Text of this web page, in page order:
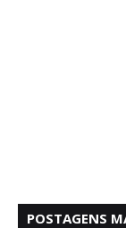
POSTAGENS